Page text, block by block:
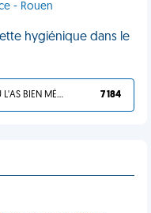
- Rouen
hygiénique dans le
TU L'AS BIEN MÉRITÉ 7 184